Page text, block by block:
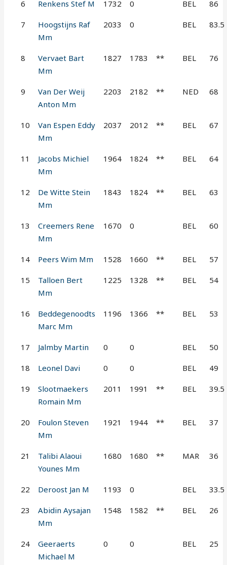
6 Renkens Stef M 1732 0 BEL 86
7
Hoogstijns Raf
Mm
2033 0 BEL 83.5
8
Vervaet Bart
Mm
1827 1783 ** BEL 76
9
Van Der Weij
Anton Mm
2203 2182 ** NED 68
10
Van Espen Eddy
Mm
2037 2012 ** BEL 67
11
Jacobs Michiel
Mm
1964 1824 ** BEL 64
12
De Witte Stein
Mm
1843 1824 ** BEL 63
13
Creemers Rene
Mm
1670 0 BEL 60
14 Peers Wim Mm 1528 1660 ** BEL 57
15
Talloen Bert
Mm
1225 1328 ** BEL 54
16
Beddegenoodts
Marc Mm
1196 1366 ** BEL 53
17 Jalmby Martin 0 0 BEL 50
18 Leonel Davi 0 0 BEL 49
19
Slootmaekers
Romain Mm
2011 1991 ** BEL 39.5
20
Foulon Steven
Mm
1921 1944 ** BEL 37
21
Talibi Alaoui
Younes Mm
1680 1680 ** MAR 36
22 Deroost Jan M 1193 0 BEL 33.5
23
Abidin Aysajan
Mm
1548 1582 ** BEL 26
24
Geeraerts
Michael M
0 0 BEL 25